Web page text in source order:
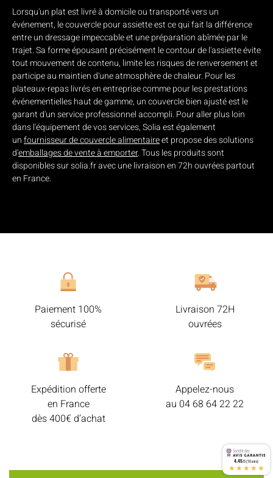
Lorsqu'un plat est livré à domicile ou transporté vers un
événement, le couvercle pour assiette est ce qui fait la différence
entre un dressage impeccable et une préparation abîmée par le
trajet. Sa forme épousant précisément le contour de l'assiette évite
tout mouvement de contenu, limite les risques de renversement et
participe au maintien d'une atmosphère de chaleur. Pour les
plateaux-repas livrés en entreprise comme pour les prestations
événementielles haut de gamme, un couvercle bien ajusté est le
garant d'un service professionnel accompli. Pour aller plus loin
dans l'équipement de vos services, Solia est également
unfournisseur de couvercle alimentaireet propose des solutions
d'emballages de vente à emporter. Tous les produits sont
disponibles sur solia.fr avec une livraison en 72h ouvrées partout
en France.
Paiement 100%
sécurisé
Livraison 72H
ouvrées
Expédition offerte
en France
dès 400€ d’achat
Appelez-nous
au 04 68 64 22 22
4.45/5 (16 avis)
★★★★★